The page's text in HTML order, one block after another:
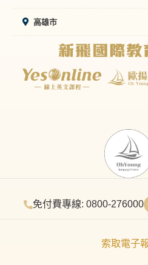
高雄市
免付費專線: 0800-276000
索取電子